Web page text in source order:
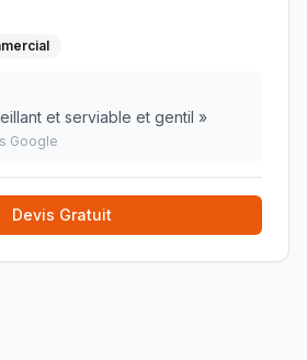
et serviable et gentil »
Google
Devis Gratuit